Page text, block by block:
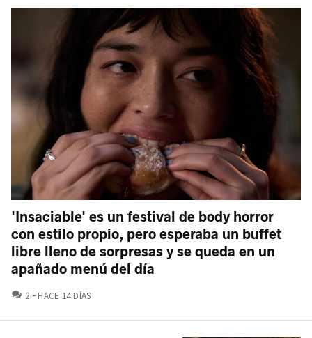
'Insaciable' es un festival de body horror
con estilo propio, pero esperaba un buffet
libre lleno de sorpresas y se queda en un
apañado menú del día
2 COMENTARIOS
HACE 14 DÍAS